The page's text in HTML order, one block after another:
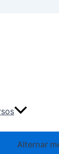
Alternar